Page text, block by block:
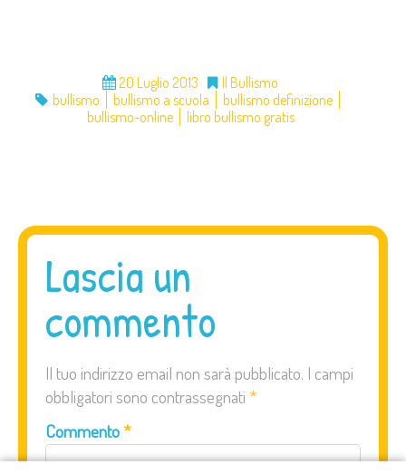
20 Luglio 2013
Il Bullismo
bullismo
bullismo a scuola
bullismo definizione
bullismo-online
libro bullismo gratis
Lascia un
commento
Il tuo indirizzo email non sarà pubblicato. I campi
obbligatori sono contrassegnati *
Commento*